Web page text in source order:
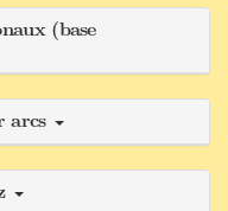
(base
arcs